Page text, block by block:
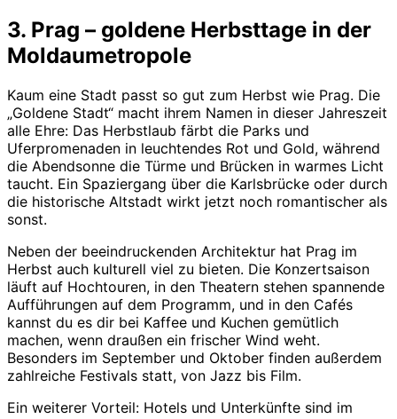
3. Prag – goldene Herbsttage in der
Moldaumetropole
Kaum eine Stadt passt so gut zum Herbst wie Prag. Die
„Goldene Stadt“ macht ihrem Namen in dieser Jahreszeit
alle Ehre: Das Herbstlaub färbt die Parks und
Uferpromenaden in leuchtendes Rot und Gold, während
die Abendsonne die Türme und Brücken in warmes Licht
taucht. Ein Spaziergang über die Karlsbrücke oder durch
die historische Altstadt wirkt jetzt noch romantischer als
sonst.
Neben der beeindruckenden Architektur hat Prag im
Herbst auch kulturell viel zu bieten. Die Konzertsaison
läuft auf Hochtouren, in den Theatern stehen spannende
Aufführungen auf dem Programm, und in den Cafés
kannst du es dir bei Kaffee und Kuchen gemütlich
machen, wenn draußen ein frischer Wind weht.
Besonders im September und Oktober finden außerdem
zahlreiche Festivals statt, von Jazz bis Film.
Ein weiterer Vorteil: Hotels und Unterkünfte sind im